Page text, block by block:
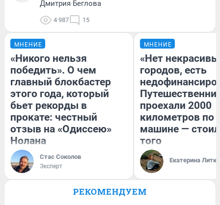
Дмитрия Беглова
4 987 15
МНЕНИЕ
«Никого нельзя
победить». О чем
главный блокбастер
этого года, который
бьет рекорды в
прокате: честный
отзыв на «Одиссею»
Нолана
Стас Соколов
Эксперт
МНЕНИЕ
«Нет
городов, есть
проехали 2000
километров по
машине —
того
Екатерина
РЕКОМЕНДУЕМ